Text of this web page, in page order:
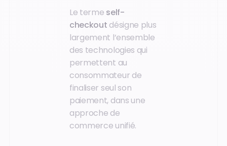
Le terme self-
checkout désigne plus
largement l’ensemble
des technologies qui
permettent au
consommateur de
finaliser seul son
paiement, dans une
approche de
commerce unifié.